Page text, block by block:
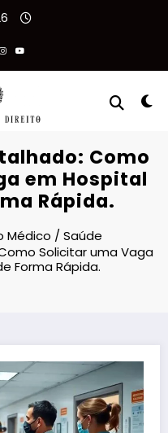
Como
em Hospital
Rápida.
Médico / Saúde
Solicitar uma Vaga
Forma Rápida.